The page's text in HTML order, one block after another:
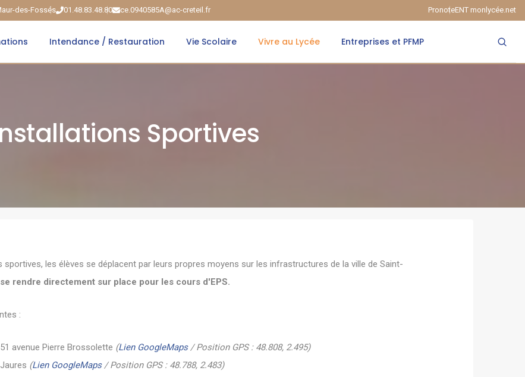
des-Fossés 01.48.83.48.80 ce.0940585A@ac-creteil.fr PronoteENT monlycée.net
Intendance / Restauration Vie Scolaire Vivre au Lycée Entreprises et PFMP
Sportives
les élèves se déplacent par leurs propres moyens sur les infrastructures de la ville de Saint-
rendre directement sur place pour les cours d'EPS.
:
avenue Pierre Brossolette (Lien GoogleMaps/ Position GPS : 48.808, 2.495)
(Lien GoogleMaps/ Position GPS : 48.788, 2.483)